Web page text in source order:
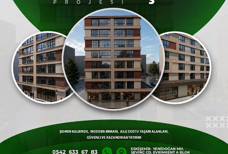
takvimi de dikey bir planlamayla netleşti. Takım,
22 Temmuztarihinde Teknik DirektörHakan
Şapcıyönetiminde Vali Hanefi Demirkol
Tesisleri'nde toplanarak sezonun ilk
antrenmanını gerçekleştirecek. İlk etap
çalışmalarını kendi tesislerinde tamamlayacak
olan siyah-kırmızılı ekip, ardından güç
depolamak ve hazırlık maçları oynamak üzere
Bolu'ya kampa gidecek.